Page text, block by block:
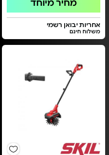
מחיר מיוחד
אחריות יבואן רשמי
משלוח חינם